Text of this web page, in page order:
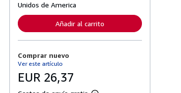
f
o
r
Unidos de America
Añadir al carrito
Comprar nuevo
Ver este artículo
EUR 26,37